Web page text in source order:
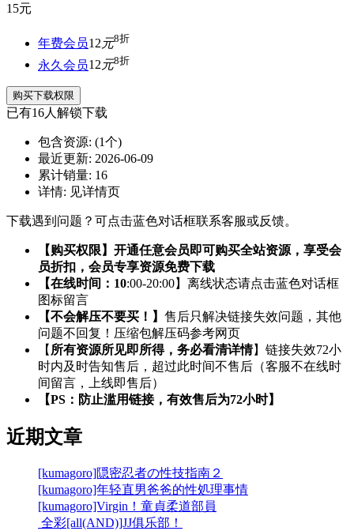
15元
年费会员12 元8折
永久会员12元8折
购买下载权限
已有16人解锁下载
包含资源: (1个)
最近更新: 2026-06-09
累计销量: 16
详情: 见详情页
下载遇到问题？可点击蓝色对话框联系客服或反馈。
【购买权限】开通任意会员即可购买全站资源，享受会
员折扣，会员专享资源免费下载
【在线时间：10:00-20:00】离线状态请点击蓝色对话框
图标留言
【不会解压不要买！】 售后只解决链接失效问题，其他
问题不回复！压缩包解压码参考网页
【 所有资源所见即所得，务必看清详情】链接失效72小
时内及时告知售后，超过此时间不售后（客服不在线时
间留言，上线即售后）
【PS：防止滥用链接，有效售后为72小时】
近期文章
[kumagoro]隠密忍者の性技指南２
[kumagoro]年轻直男爸爸的性処理事情
[kumagoro]Virgin！童貞柔道部員
全彩[all(AND)]JJ俱乐部！